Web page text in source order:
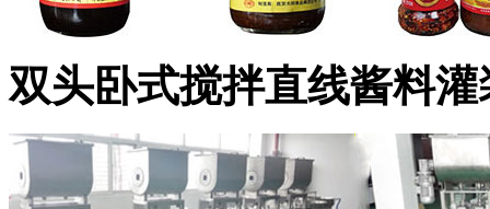
双头卧式搅拌直线酱料